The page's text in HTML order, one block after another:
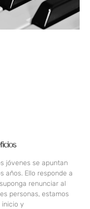
jóvenes se apuntan
años. Ello responde a
renunciar al
personas, estamos
inicio y